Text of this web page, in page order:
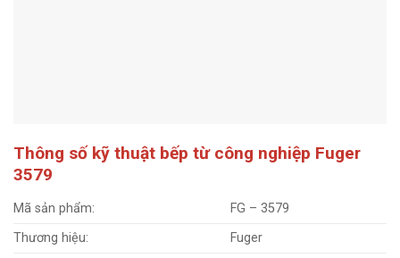
Thông số kỹ thuật bếp từ công nghiệp Fuger
3579
Mã sản phẩm:
FG – 3579
Thương hiệu:
Fuger